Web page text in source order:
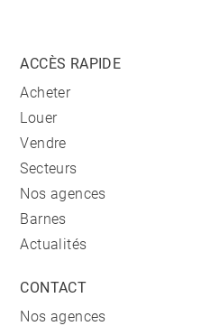
ACCÈS RAPIDE
Acheter
Louer
Vendre
Secteurs
Nos agences
Barnes
Actualités
CONTACT
Nos agences